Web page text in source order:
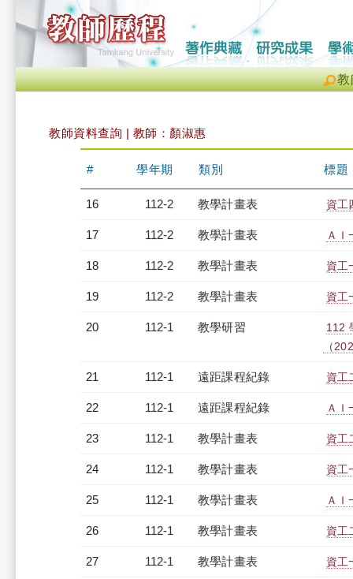
教
教師資料查詢 | 教師：顏淑惠
# 學年期 類別 標題
16 112-2 教學計畫表 資工
17 112-2 教學計畫表 Ａ
18 112-2 教學計畫表 資工
19 112-2 教學計畫表 資工
20 112-1 教學研習
112
（
21 112-1 遠距課程紀錄 資工
22 112-1 遠距課程紀錄 Ａ
23 112-1 教學計畫表 資工
24 112-1 教學計畫表 資工
25 112-1 教學計畫表 Ａ
26 112-1 教學計畫表 資工
27 112-1 教學計畫表 資工